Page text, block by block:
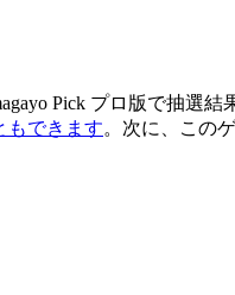
Pick プロ版で抽選
もできます。次に、この